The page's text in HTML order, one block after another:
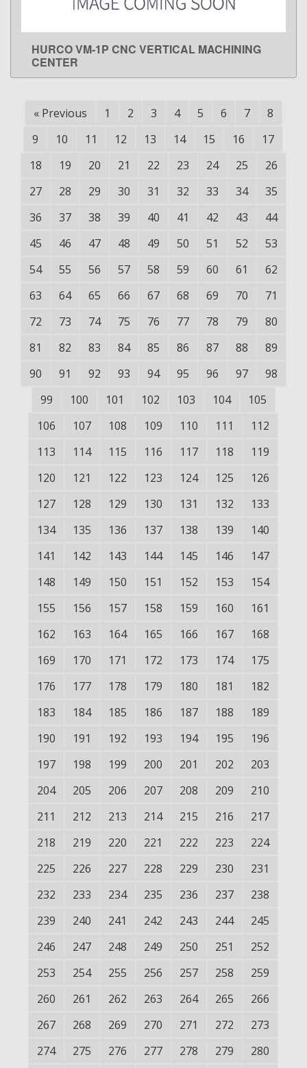
LEARN MORE
HURCO VM-1P CNC VERTICAL MACHINING
CENTER
« Previous 1 2 3 4 5 6 7
8
9
10 11 12 13 14 15 16
17
18
19 20 21 22 23 24 25
26
27
28 29 30 31 32 33 34
35
36
37 38 39 40 41 42 43
44
45
46 47 48 49 50 51 52
53
54
55 56 57 58 59 60 61
62
63
64 65 66 67 68 69 70
71
72
73 74 75 76 77 78 79
80
81
82 83 84 85 86 87 88
89
90
91 92 93 94 95 96 97
98
99
100 101 102 103 104
105
106
107 108 109 110 111
112
113
114 115 116 117 118
119
120
121 122 123 124 125
126
127
128 129 130 131 132
133
134
135 136 137 138 139
140
141
142 143 144 145 146
147
148
149 150 151 152 153
154
155
156 157 158 159 160
161
162
163 164 165 166 167
168
169
170 171 172 173 174
175
176
177 178 179 180 181
182
183
184 185 186 187 188
189
190
191 192 193 194 195
196
197
198 199 200 201 202
203
204
205 206 207 208 209
210
211
212 213 214 215 216
217
218
219 220 221 222 223
224
225
226 227 228 229 230
231
232
233 234 235 236 237
238
239
240 241 242 243 244
245
246
247 248 249 250 251
252
253
254 255 256 257 258
259
260
261 262 263 264 265
266
267
268 269 270 271 272
273
274
275 276 277 278 279
280